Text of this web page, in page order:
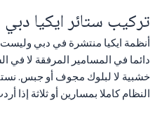
تركيب ستائر ايكيا دبي
أنظمة ايكيا منتشرة في دبي
دائما في المسامير المرفقة لا
خشبية لا لبلوك مجوف أو جبس.
النظام كاملا بمسارين أو ثلاثة إذا